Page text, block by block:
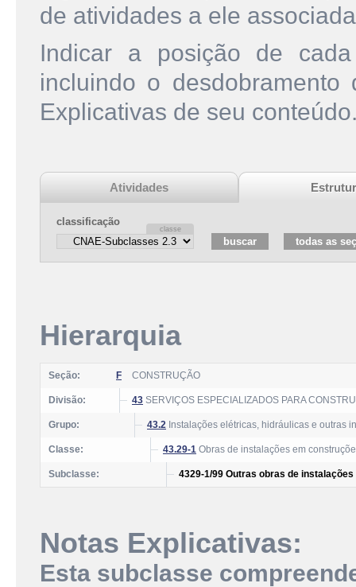
de atividades a ele
Indicar a posição de
incluindo o
Explicativas de seu
Atividades
classificação
Hierarquia
Seção: F CONSTRUÇÃO
Divisão: 43 SERVIÇOS ESPECIALIZADOS PARA
Grupo: 43.2 Instalações elétricas, hidráulicas e outras
Classe: 43.29-1 Obras de instalações em
Subclasse: 4329-1/99 Outras obras de
Notas Explicativas:
Esta subclasse